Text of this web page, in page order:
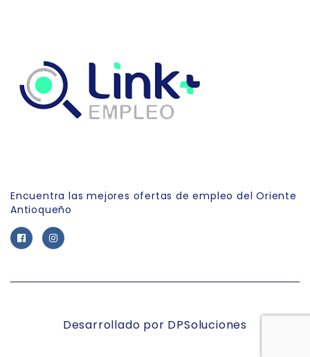
Encuentra las mejores ofertas de empleo del Oriente
Antioqueño
Desarrollado por DPSoluciones